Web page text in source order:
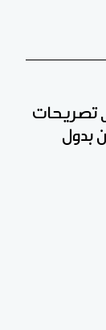
تصريحات
بدول